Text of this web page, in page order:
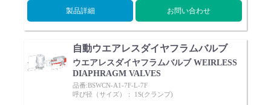
製品詳細 お問い合わせ
自動ウエアレスダイヤフラムバルブ
ウエアレスダイヤフラムバルブ WEIRLESS
DIAPHRAGM VALVES
品番:BSWCN-A1-7F-L-7F
呼び径（サイズ）： 1S(クランプ)